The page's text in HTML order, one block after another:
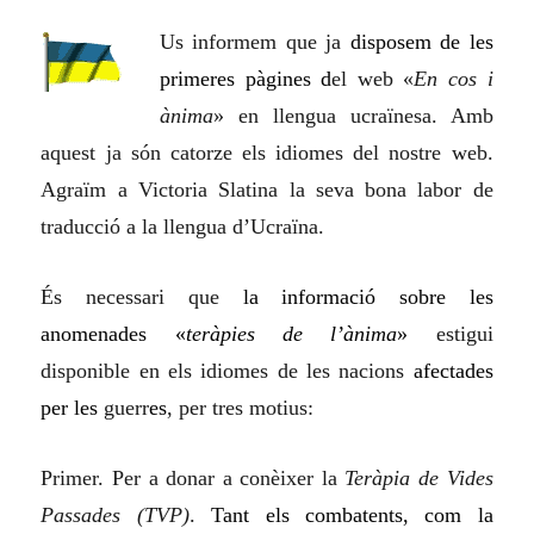
Us informem que ja disposem de les
primeres pàgines del web «En cos i
ànima» en llengua ucraïnesa. Amb
aquest ja són catorze els idiomes del nostre web.
Agraïm a Victoria Slatina la seva bona labor de
traducció a la llengua d’Ucraïna.
És necessari que la informació sobre les
anomenades «teràpies de l’ànima» estigui
disponible en els idiomes de les nacions afectades
per les guerres, per tres motius:
Primer. Per a donar a conèixer la Teràpia de Vides
Passades (TVP).Tant els combatents, com la